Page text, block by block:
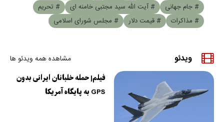
# جام جهانی
# آیت الله سید مجتبی خامنه ای
# تحریم
# مذاکرات
# قیمت دلار # مجلس شورای اسلامی
ویدئو مشاهده همه ویدئو ها
فیلم| حمله خلبانان ایرانی بدون
GPS به پایگاه آمریکا